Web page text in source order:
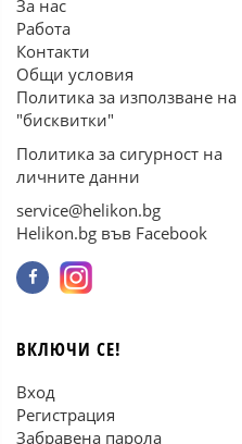
За нас
Работа
Контакти
Общи условия
Политика за използване на
"бисквитки"
Политика за сигурност на
личните данни
service@helikon.bg
Helikon.bg във Facebook
ВКЛЮЧИ СЕ!
Вход
Регистрация
Забравена парола